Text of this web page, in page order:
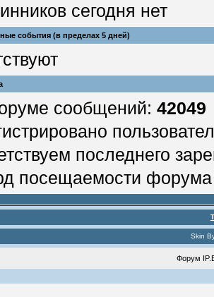
сегодня нет
события (в пределах 5 дней)
сообщений: 42049
последнего
посещаемости
Skin
Форум